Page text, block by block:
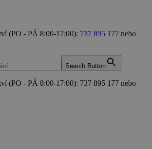
(PO - PÁ 8:00-17:00): 737 895 177 nebo
Search Button
(PO - PÁ 8:00-17:00): 737 895 177 nebo